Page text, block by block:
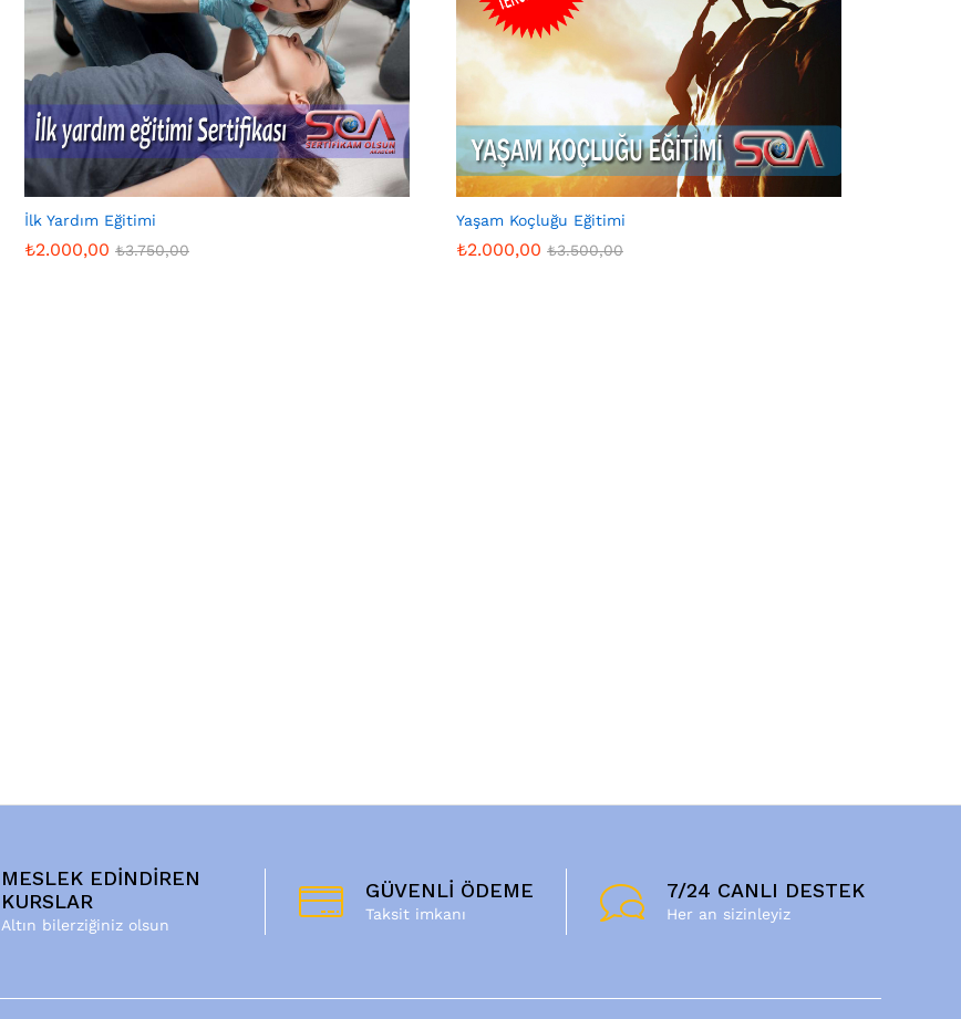
İlk Yardım Eğitimi
₺2.000,00 ₺3.750,00
Yaşam Koçluğu Eğitimi
₺2.000,00 ₺3.500,00
MESLEK EDİNDİREN
KURSLAR
Altın bilerziğiniz olsun
GÜVENLİ ÖDEME
Taksit imkanı
7/24 CANLI DESTEK
Her an sizinleyiz